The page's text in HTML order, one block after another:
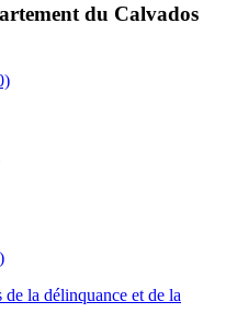
du Calvados
de la délinquance et de la